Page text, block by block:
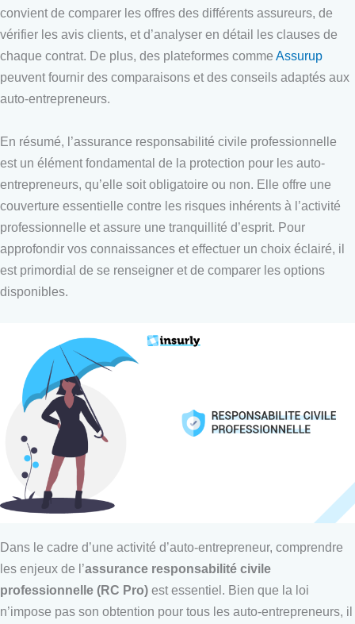
convient de comparer les offres des différents assureurs, de
vérifier les avis clients, et d’analyser en détail les clauses de
chaque contrat. De plus, des plateformes comme Assurup
peuvent fournir des comparaisons et des conseils adaptés aux
auto-entrepreneurs.
En résumé, l’assurance responsabilité civile professionnelle
est un élément fondamental de la protection pour les auto-
entrepreneurs, qu’elle soit obligatoire ou non. Elle offre une
couverture essentielle contre les risques inhérents à l’activité
professionnelle et assure une tranquillité d’esprit. Pour
approfondir vos connaissances et effectuer un choix éclairé, il
est primordial de se renseigner et de comparer les options
disponibles.
Dans le cadre d’une activité d’auto-entrepreneur, comprendre
les enjeux de l’assurance responsabilité civile
professionnelle (RC Pro) est essentiel. Bien que la loi
n’impose pas son obtention pour tous les auto-entrepreneurs, il